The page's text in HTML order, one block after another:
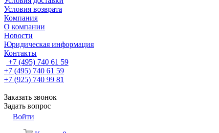
Условия возврата
Компания
О компании
Новости
Юридическая информация
Контакты
+7 (495) 740 61 59
+7 (495) 740 61 59
+7 (925) 740 99 81
Заказать звонок
Задать вопрос
Войти